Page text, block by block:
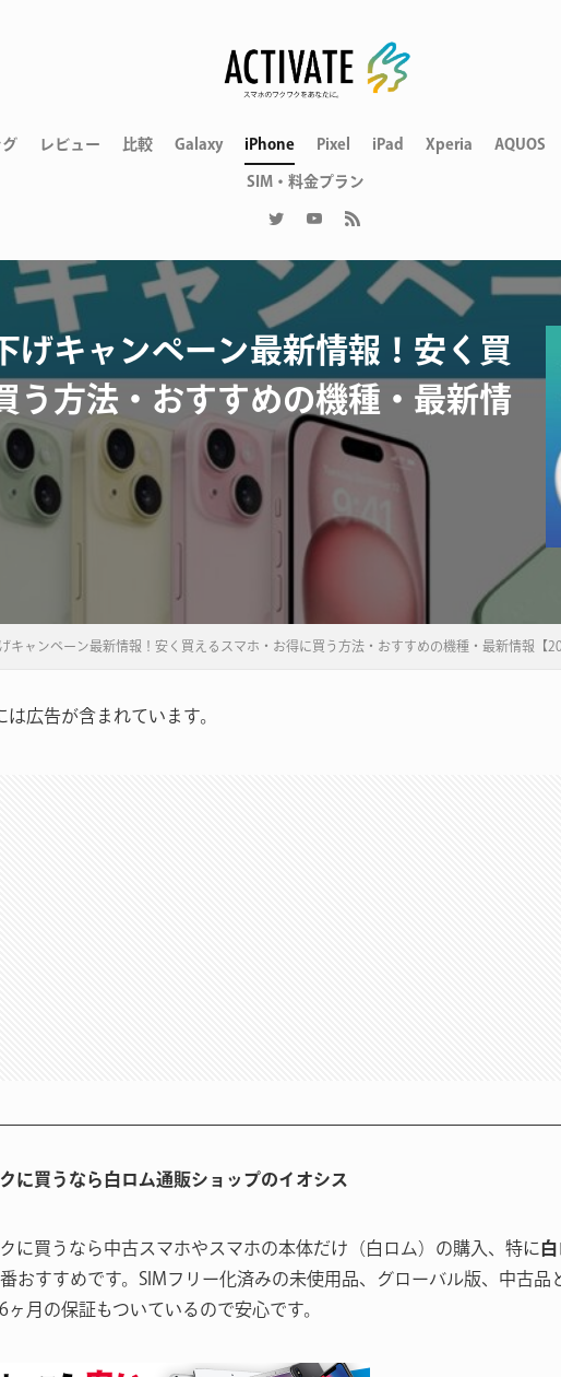
レビュー 比較 Galaxy iPhone Pixel iPad Xperia AQUOS
SIM・料金プラン
げキャンペーン最新情報！安く買
う方法・おすすめの機種・最新情
キャンペーン最新情報！安く買えるスマホ・お得に買う方法・おすすめの機種・最新情報【
広告が含まれています。
に買うなら白ロム通販ショップのイオシス
に買うなら中古スマホやスマホの本体だけ（白ロム）の購入、特に
おすすめです。SIMフリー化済みの未使用品、グローバル版、中古品
ヶ月の保証もついているので安心です。